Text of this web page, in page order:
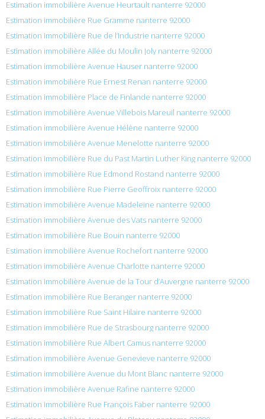
Estimation immobilière Avenue Heurtault nanterre 92000
Estimation immobilière Rue Gramme nanterre 92000
Estimation immobilière Rue de l’Industrie nanterre 92000
Estimation immobilière Allée du Moulin Joly nanterre 92000
Estimation immobilière Avenue Hauser nanterre 92000
Estimation immobilière Rue Ernest Renan nanterre 92000
Estimation immobilière Place de Finlande nanterre 92000
Estimation immobilière Avenue Villebois Mareuil nanterre 92000
Estimation immobilière Avenue Hélène nanterre 92000
Estimation immobilière Avenue Menelotte nanterre 92000
Estimation immobilière Rue du Past Martin Luther King nanterre 92000
Estimation immobilière Rue Edmond Rostand nanterre 92000
Estimation immobilière Rue Pierre Geoffroix nanterre 92000
Estimation immobilière Avenue Madeleine nanterre 92000
Estimation immobilière Avenue des Vats nanterre 92000
Estimation immobilière Rue Bouin nanterre 92000
Estimation immobilière Avenue Rochefort nanterre 92000
Estimation immobilière Avenue Charlotte nanterre 92000
Estimation immobilière Avenue de la Tour d’Auvergne nanterre 92000
Estimation immobilière Rue Beranger nanterre 92000
Estimation immobilière Rue Saint Hilaire nanterre 92000
Estimation immobilière Rue de Strasbourg nanterre 92000
Estimation immobilière Rue Albert Camus nanterre 92000
Estimation immobilière Avenue Genevieve nanterre 92000
Estimation immobilière Avenue du Mont Blanc nanterre 92000
Estimation immobilière Avenue Rafine nanterre 92000
Estimation immobilière Rue François Faber nanterre 92000